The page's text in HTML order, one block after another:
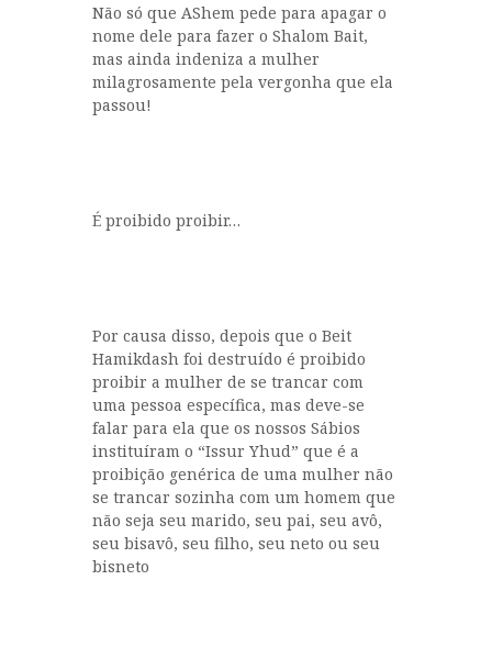
Não só que AShem pede para apagar o
nome dele para fazer o Shalom Bait,
mas ainda indeniza a mulher
milagrosamente pela vergonha que ela
passou!
É proibido proibir…
Por causa disso, depois que o Beit
Hamikdash foi destruído é proibido
proibir a mulher de se trancar com
uma pessoa específica, mas deve-se
falar para ela que os nossos Sábios
instituíram o “Issur Yhud” que é a
proibição genérica de uma mulher não
se trancar sozinha com um homem que
não seja seu marido, seu pai, seu avô,
seu bisavô, seu filho, seu neto ou seu
bisneto